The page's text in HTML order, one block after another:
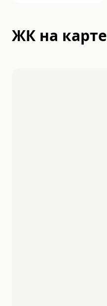
ЖК на карте